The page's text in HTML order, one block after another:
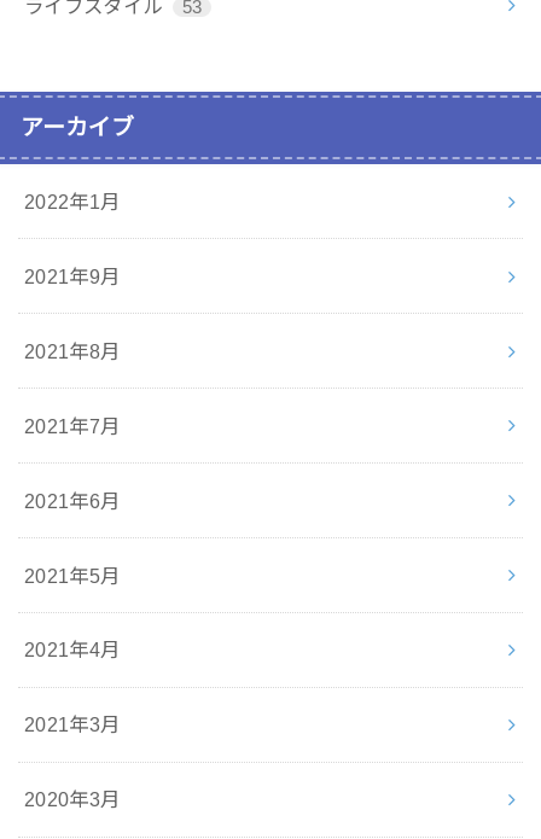
ライフスタイル 53
アーカイブ
2022年1月
2021年9月
2021年8月
2021年7月
2021年6月
2021年5月
2021年4月
2021年3月
2020年3月